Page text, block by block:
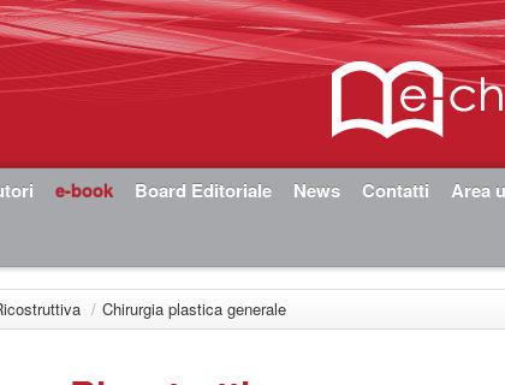
e-book Board Editoriale News Contatti Area
/ Chirurgia plastica generale